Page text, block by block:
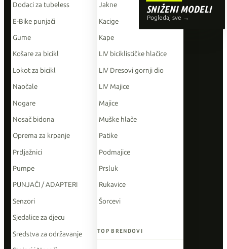
SNIŽENI MODELI
Pogledaj sve →
Dodaci za tubeless
E-Bike punjači
Gume
Košare za bicikl
Lokot za bicikl
Naočale
Nogare
Nosač bidona
Oprema za krpanje
Prtljažnici
Pumpe
PUNJAČI / ADAPTERI
Senzori
Sjedalice za djecu
Sredstva za održavanje
Jakne
Kacige
Kape
LIV biciklističke hlačice
LIV Dresovi gornji dio
LIV Majice
Majice
Muške hlače
Patike
Podmajice
Prsluk
Rukavice
Šorcevi
TOP BRENDOVI